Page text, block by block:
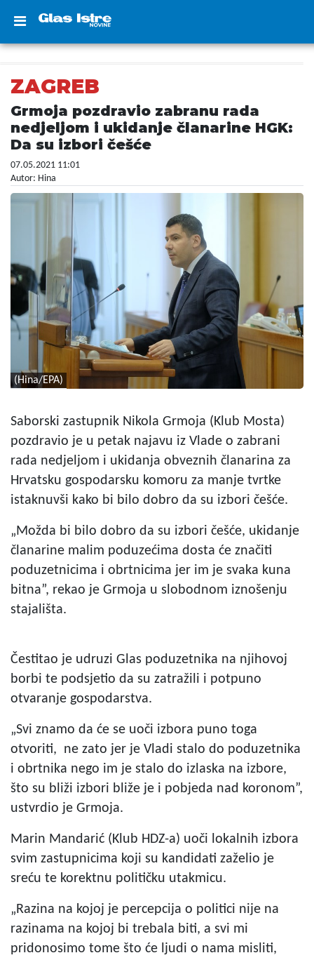
ZAGREB
Grmoja pozdravio zabranu rada
nedjeljom i ukidanje članarine HGK:
Da su izbori češće
07.05.2021 11:01
Autor: Hina
(Hina/EPA)
Saborski zastupnik Nikola Grmoja (Klub Mosta)
pozdravio je u petak najavu iz Vlade o zabrani
rada nedjeljom i ukidanja obveznih članarina za
Hrvatsku gospodarsku komoru za manje tvrtke
istaknuvši kako bi bilo dobro da su izbori češće.
„Možda bi bilo dobro da su izbori češće, ukidanje
članarine malim poduzećima dosta će značiti
poduzetnicima i obrtnicima jer im je svaka kuna
bitna”, rekao je Grmoja u slobodnom iznošenju
stajališta.
Čestitao je udruzi Glas poduzetnika na njihovoj
borbi te podsjetio da su zatražili i potpuno
otvaranje gospodarstva.
„Svi znamo da će se uoči izbora puno toga
otvoriti, ne zato jer je Vladi stalo do poduzetnika
i obrtnika nego im je stalo do izlaska na izbore,
što su bliži izbori bliže je i pobjeda nad koronom”,
ustvrdio je Grmoja.
Marin Mandarić (Klub HDZ-a) uoči lokalnih izbora
svim zastupnicima koji su kandidati zaželio je
sreću te korektnu političku utakmicu.
„Razina na kojoj je percepcija o politici nije na
razinama na kojoj bi trebala biti, a svi mi
pridonosimo tome što će ljudi o nama misliti,